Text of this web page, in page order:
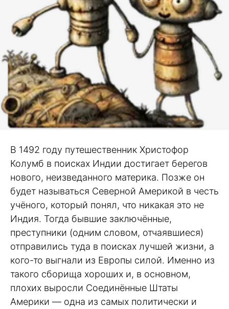
В 1492 году путешественник Христофор
Колумб в поисках Индии достигает берегов
нового, неизведанного материка. Позже он
будет называться Северной Америкой в честь
учёного, который понял, что никакая это не
Индия. Тогда бывшие заключённые,
преступники (одним словом, отчаявшиеся)
отправились туда в поисках лучшей жизни, а
кого-то выгнали из Европы силой. Именно из
такого сборища хороших и, в основном,
плохих выросли Соединённые Штаты
Америки — одна из самых политически и